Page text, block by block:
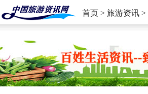
首页 > 旅游资讯 >